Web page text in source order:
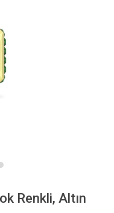
Renkli, Altın